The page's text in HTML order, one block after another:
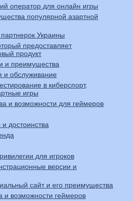
оператор для онлайн игры
популярной азартной
Украины
предоставляет
продукт
и преимущества
и обслуживание
в киберспорт,
игры
и возможности для геймеров
достоинства
для игроков
версии и
сайт и его преимущества
и возможности геймеров